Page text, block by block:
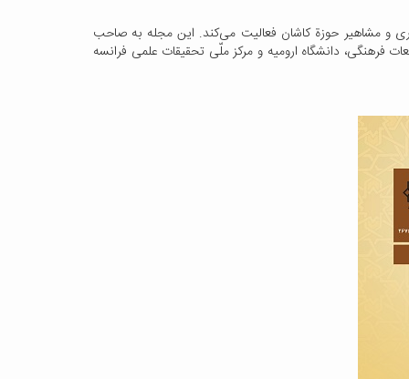
و مشاهیر حوزة کاشان فعالیت می‌کند. این مجله به صاحب
فرهنگی، دانشگاه ارومیه و مرکز ملّی تحقیقات علمی فرانسه